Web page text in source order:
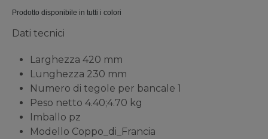
Prodotto disponibile in tutti i colori
Dati tecnici
Larghezza 420 mm
Lunghezza 230 mm
Numero di tegole per bancale 1
Peso netto 4.40;4.70 kg
Imballo pz
Modello Coppo_di_Francia